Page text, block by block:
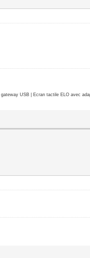
USB | Ecran tactile ELO avec